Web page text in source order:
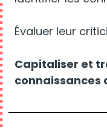
Évaluer leur
Capitaliser et
connaissances